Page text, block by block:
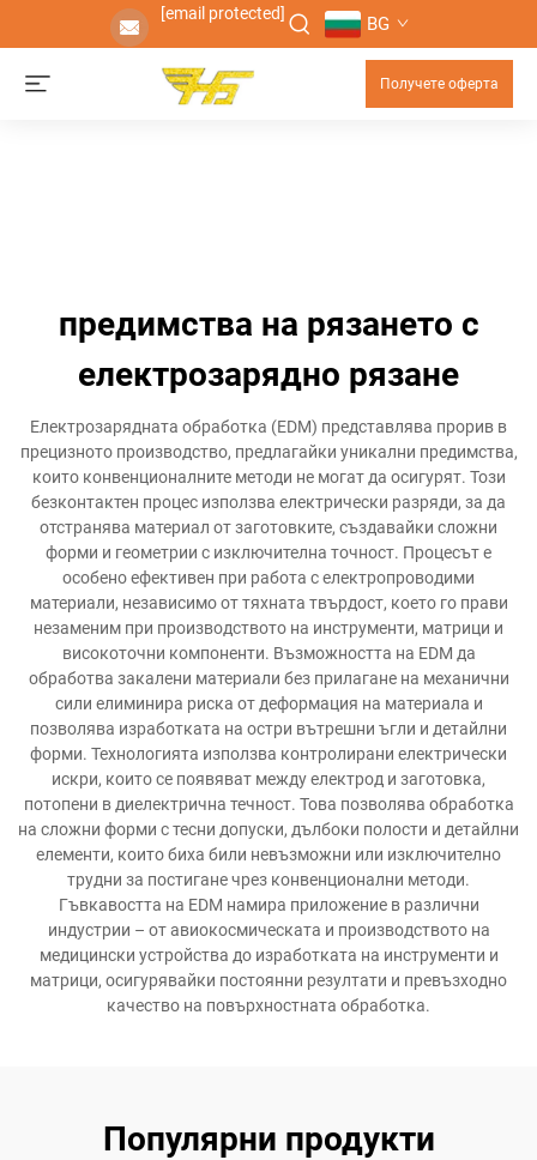
[email protected] BG
Получете оферта
предимства на рязането с
електрозарядно рязане
Електрозарядната обработка (EDM) представлява прорив в
прецизното производство, предлагайки уникални предимства,
които конвенционалните методи не могат да осигурят. Този
безконтактен процес използва електрически разряди, за да
отстранява материал от заготовките, създавайки сложни
форми и геометрии с изключителна точност. Процесът е
особено ефективен при работа с електропроводими
материали, независимо от тяхната твърдост, което го прави
незаменим при производството на инструменти, матрици и
високоточни компоненти. Възможността на EDM да
обработва закалени материали без прилагане на механични
сили елиминира риска от деформация на материала и
позволява изработката на остри вътрешни ъгли и детайлни
форми. Технологията използва контролирани електрически
искри, които се появяват между електрод и заготовка,
потопени в диелектрична течност. Това позволява обработка
на сложни форми с тесни допуски, дълбоки полости и детайлни
елементи, които биха били невъзможни или изключително
трудни за постигане чрез конвенционални методи.
Гъвкавостта на EDM намира приложение в различни
индустрии – от авиокосмическата и производството на
медицински устройства до изработката на инструменти и
матрици, осигурявайки постоянни резултати и превъзходно
качество на повърхностната обработка.
Популярни продукти